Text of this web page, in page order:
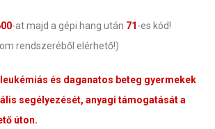
-at majd a gépi hang után 71-es kód!
rendszeréből elérhető!)
és daganatos beteg gyermekek
segélyezését, anyagi támogatását a
úton.